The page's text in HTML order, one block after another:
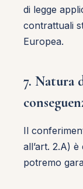
di legge
contrattuali
Europea.
7. Natura
Il
all’art. 2.A)
potremo